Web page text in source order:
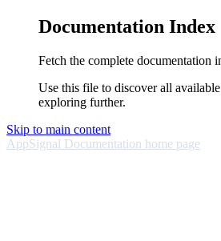
Documentation Index
Fetch the complete documentation
Use this file to discover all
exploring further.
Skip to main content
AppSignal Documentation home page